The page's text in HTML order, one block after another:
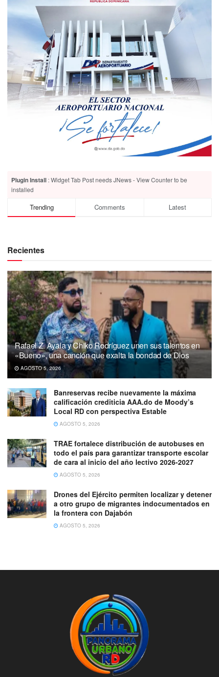
Plugin Install : Widget Tab Post needs JNews - View Counter to be
installed
Trending Comments Latest
Recientes
Rafael Z. Ayala y Chiko Rodríguez unen sus talentos en
«Bueno», una canción que exalta la bondad de Dios
AGOSTO 5, 2026
Banreservas recibe nuevamente la máxima
calificación crediticia AAA.do de Moody’s
Local RD con perspectiva Estable
AGOSTO 5, 2026
TRAE fortalece distribución de autobuses en
todo el país para garantizar transporte escolar
de cara al inicio del año lectivo 2026-2027
AGOSTO 5, 2026
Drones del Ejército permiten localizar y detener
a otro grupo de migrantes indocumentados en
la frontera con Dajabón
AGOSTO 5, 2026